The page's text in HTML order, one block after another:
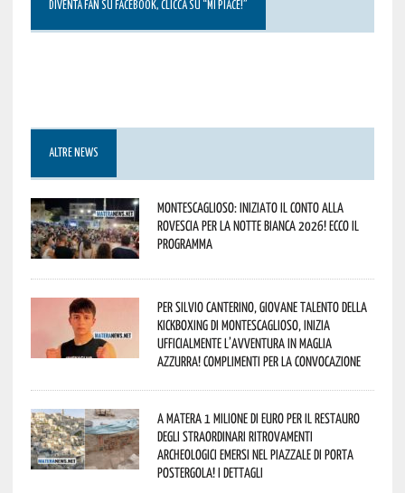
DIVENTA FAN SU FACEBOOK, CLICCA SU “MI PIACE!”
ALTRE NEWS
Montescaglioso: iniziato il conto alla
rovescia per la Notte Bianca 2026! Ecco il
programma
Per Silvio Canterino, giovane talento della
kickboxing di Montescaglioso, inizia
ufficialmente l’avventura in maglia
azzurra! Complimenti per la convocazione
A Matera 1 milione di euro per il restauro
degli straordinari ritrovamenti
archeologici emersi nel piazzale di Porta
Postergola! I dettagli